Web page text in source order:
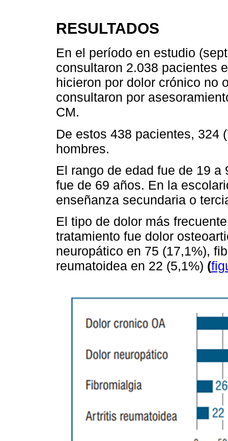
RESULTADOS
En el período en estudio
consultaron 2.038 pacientes
hicieron por dolor crónico no
consultaron por
CM.
De estos 438 pacientes, 324
hombres.
El rango de edad fue de 19
fue de 69 años. En la
enseñanza secundaria o
El tipo de dolor más
tratamiento fue dolor
neuropático en 75 (17,1%),
reumatoidea en 22 (5,1%) (